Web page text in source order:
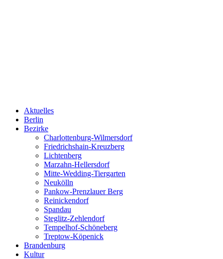
Aktuelles
Berlin
Bezirke
Charlottenburg-Wilmersdorf
Friedrichshain-Kreuzberg
Lichtenberg
Marzahn-Hellersdorf
Mitte-Wedding-Tiergarten
Neukölln
Pankow-Prenzlauer Berg
Reinickendorf
Spandau
Steglitz-Zehlendorf
Tempelhof-Schöneberg
Treptow-Köpenick
Brandenburg
Kultur